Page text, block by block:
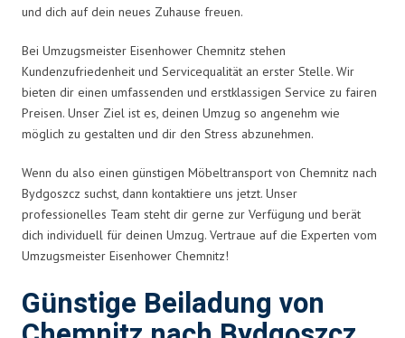
und dich auf dein neues Zuhause freuen.
Bei Umzugsmeister Eisenhower Chemnitz stehen
Kundenzufriedenheit und Servicequalität an erster Stelle. Wir
bieten dir einen umfassenden und erstklassigen Service zu fairen
Preisen. Unser Ziel ist es, deinen Umzug so angenehm wie
möglich zu gestalten und dir den Stress abzunehmen.
Wenn du also einen günstigen Möbeltransport von Chemnitz nach
Bydgoszcz suchst, dann kontaktiere uns jetzt. Unser
professionelles Team steht dir gerne zur Verfügung und berät
dich individuell für deinen Umzug. Vertraue auf die Experten vom
Umzugsmeister Eisenhower Chemnitz!
Günstige Beiladung von